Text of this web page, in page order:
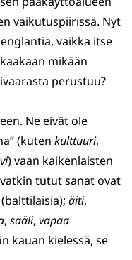
vaikutuspiirissä. Nyt
vaikka itse
mikään
perustuu?
Ne eivät ole
(kuten kulttuuri,
) vaan kaikenlaisten
tutut sanat ovat
(balttilaisia); äiti,
, sääli, vapaa
kauan kielessä, se